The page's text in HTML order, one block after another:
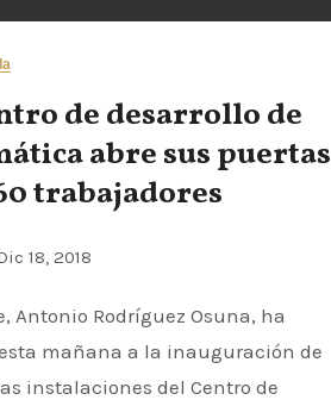
de desarrollo de
abre sus puertas
trabajadores
18, 2018
mañana a la inauguración de
instalaciones del Centro de